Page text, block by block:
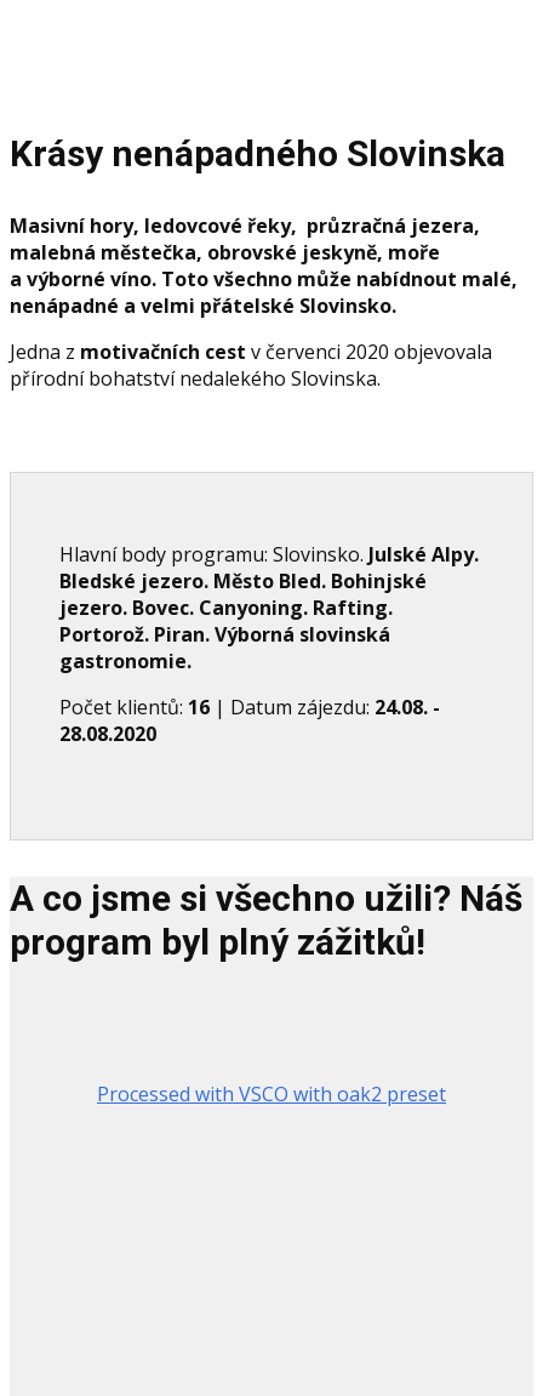
Krásy nenápadného Slovinska
Masivní hory, ledovcové řeky, průzračná jezera,
malebná městečka, obrovské jeskyně, moře
a výborné víno. Toto všechno může nabídnout malé,
nenápadné a velmi přátelské Slovinsko.
Jedna z motivačních cest v červenci 2020 objevovala
přírodní bohatství nedalekého Slovinska.
Hlavní body programu: Slovinsko. Julské Alpy.
Bledské jezero. Město Bled. Bohinjské
jezero. Bovec. Canyoning. Rafting.
Portorož. Piran. Výborná slovinská
gastronomie.
Počet klientů: 16 | Datum zájezdu: 24.08. -
28.08.2020
A co jsme si všechno užili? Náš
program byl plný zážitků!
Processed with VSCO with oak2 preset